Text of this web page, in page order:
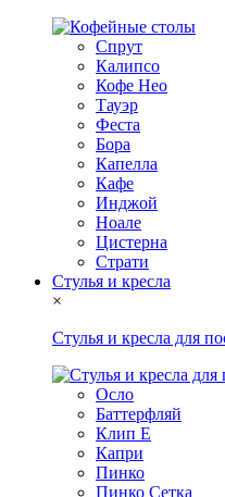
Спрут
Калипсо
Кофе Нео
Тауэр
Феста
Бора
Капелла
Кафе
Инджой
Ноале
Цистерна
Страти
Стулья и кресла
×
Стулья и кресла для
Осло
Баттерфляй
Клип Е
Капри
Пинко
Пинко Сетка